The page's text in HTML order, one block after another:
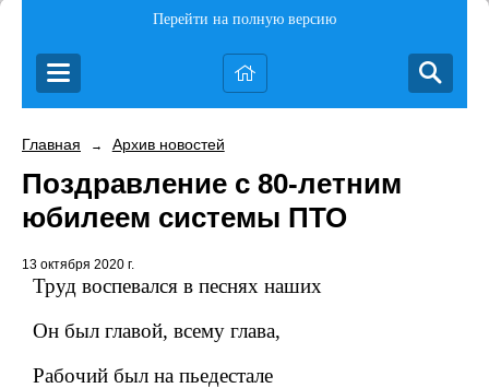
Перейти на полную версию
Главная → Архив новостей
Поздравление с 80-летним
юбилеем системы ПТО
13 октября 2020 г.
Труд воспевался в песнях наших
Он был главой, всему глава,
Рабочий был на пьедестале